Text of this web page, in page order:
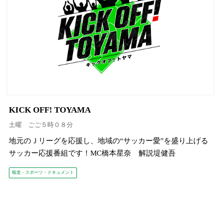
KICK OFF! TOYAMA
土曜 ごご５時０８分
地元のＪリーグを応援し、地域の“サッカー愛”を盛り上げる
サッカー応援番組です！MC橋本星奈 解説堤健吾
報道・スポーツ・ドキュメント